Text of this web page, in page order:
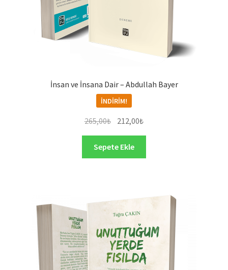
İnsan ve İnsana Dair – Abdullah Bayer
İNDIRIM!
265,00₺ Orijinal
fiyat:
265,00₺.
212,00₺Şu
andaki
212,00₺.
Sepete Ekle